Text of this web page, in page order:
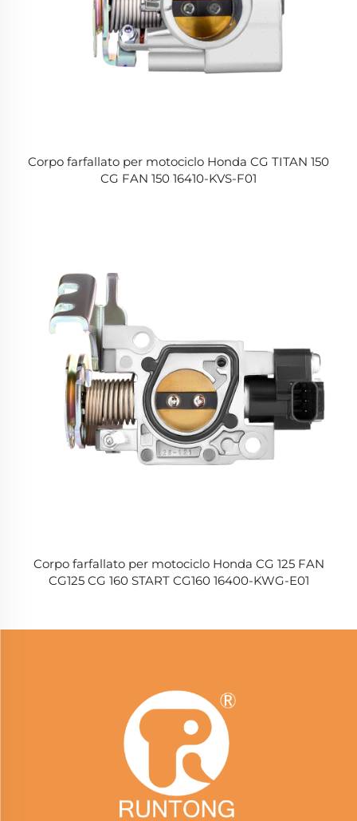
Corpo farfallato per motociclo Honda CG TITAN 150
CG FAN 150 16410-KVS-F01
Corpo farfallato per motociclo Honda CG 125 FAN
CG125 CG 160 START CG160 16400-KWG-E01